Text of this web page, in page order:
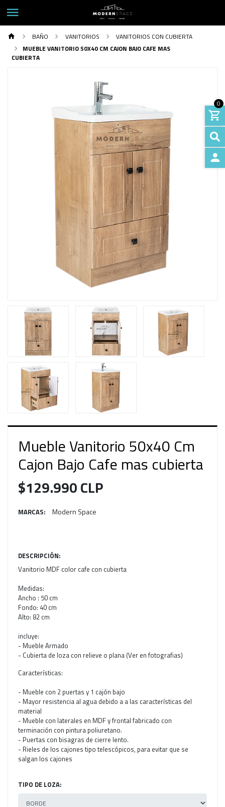
0
BAÑO VANITORIOS
VANITORIOS CON CUBIERTA
MUEBLE VANITORIO 50X40 CM CAJON BAJO CAFE MAS
CUBIERTA
Mueble Vanitorio 50x40 Cm
Cajon Bajo Cafe mas cubierta
$129.990 CLP
MARCAS: Modern Space
DESCRIPCIÓN:
Vanitorio MDF color cafe con cubierta
Medidas:
Ancho : 50 cm
Fondo: 40 cm
Alto: 82 cm
incluye:
- Mueble Armado
- Cubierta de loza con relieve o plana (Ver en fotografias)
Características:
- Mueble con 2 puertas y 1 cajón bajo
- Mayor resistencia al agua debido a a las características del
material
- Mueble con laterales en MDF y frontal fabricado con
terminación con pintura poliuretano.
- Puertas con bisagras de cierre lento.
- Rieles de los cajones tipo telescópicos, para evitar que se
salgan los cajones
TIPO DE LOZA: